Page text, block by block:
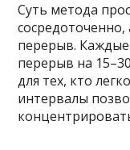
Суть метода
перерыв.
перерыв на
для тех, кто
интервалы